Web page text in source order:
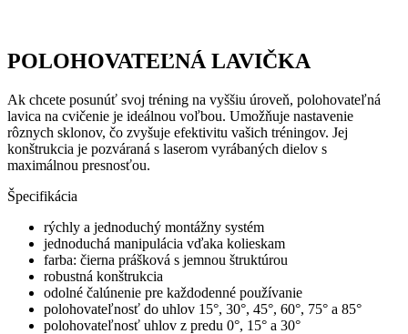
POLOHOVATEĽNÁ LAVIČKA
Ak chcete posunúť svoj tréning na vyššiu úroveň, polohovateľná
lavica na cvičenie je ideálnou voľbou. Umožňuje nastavenie
rôznych sklonov, čo zvyšuje efektivitu vašich tréningov. Jej
konštrukcia je pozváraná s laserom vyrábaných dielov s
maximálnou presnosťou.
Špecifikácia
rýchly a jednoduchý montážny systém
jednoduchá manipulácia vďaka kolieskam
farba: čierna prášková s jemnou štruktúrou
robustná konštrukcia
odolné čalúnenie pre každodenné používanie
polohovateľnosť do uhlov 15°, 30°, 45°, 60°, 75° a 85°
polohovateľnosť uhlov z predu 0°, 15° a 30°